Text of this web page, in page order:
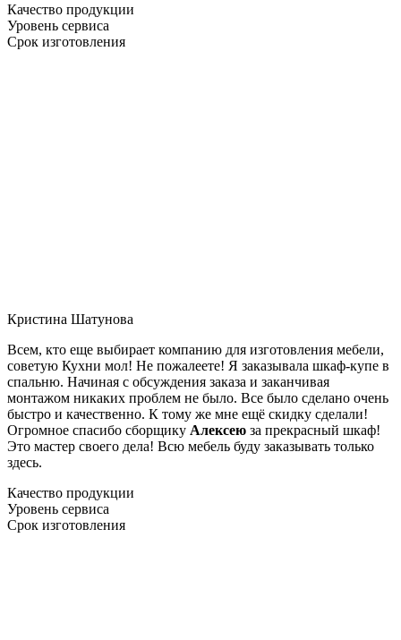
Качество продукции
Уровень сервиса
Срок изготовления
Кристина Шатунова
Всем, кто еще выбирает компанию для изготовления мебели,
советую Кухни мол! Не пожалеете! Я заказывала шкаф-купе в
спальню. Начиная с обсуждения заказа и заканчивая
монтажом никаких проблем не было. Все было сделано очень
быстро и качественно. К тому же мне ещё скидку сделали!
Огромное спасибо сборщику Алексею за прекрасный шкаф!
Это мастер своего дела! Всю мебель буду заказывать только
здесь.
Качество продукции
Уровень сервиса
Срок изготовления